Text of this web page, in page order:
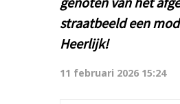
straatbeeld een
Heerlijk!
11 februari 2026 15:24